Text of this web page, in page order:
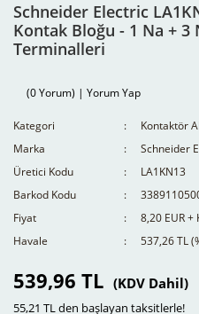
Schneider Electric
Kontak Bloğu - 1 Na + 3
Terminalleri
(0 Yorum) | Yorum Yap
Kategori
Kontaktör
Marka
Schneider
Üretici Kodu
LA1KN13
Barkod Kodu
Fiyat
8,20 EUR +
Havale
537,26 TL
539,96 TL (KDV Dahil)
55,21 TL den başlayan taksitlerle!